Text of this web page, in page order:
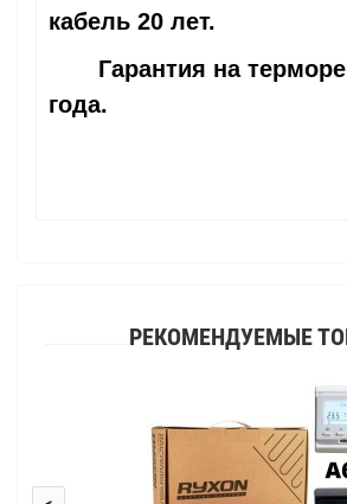
кабель 20 лет.
Гарантия на
года.
РЕКОМЕНДУЕМЫЕ